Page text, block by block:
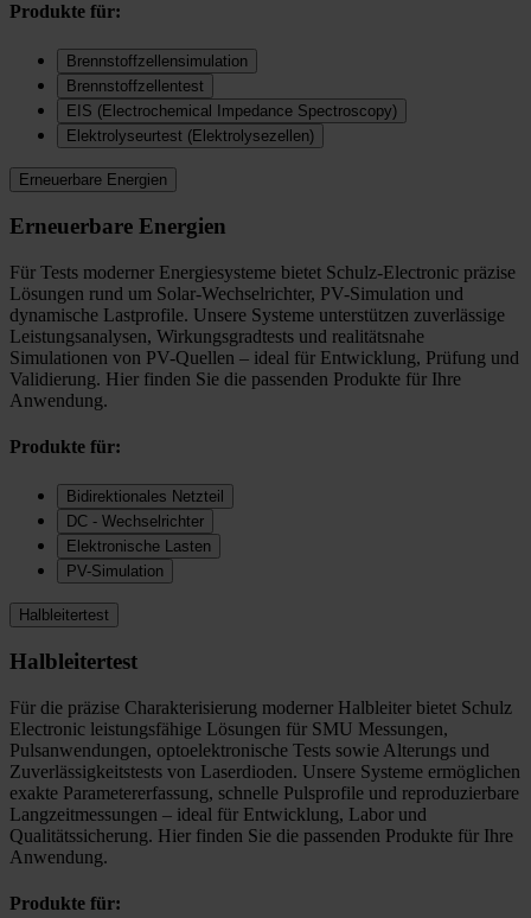
Produkte für:
Brennstoffzellensimulation
Brennstoffzellentest
EIS (Electrochemical Impedance Spectroscopy)
Elektrolyseurtest (Elektrolysezellen)
Erneuerbare Energien
Erneuerbare Energien
Für Tests moderner Energiesysteme bietet Schulz-Electronic präzise
Lösungen rund um Solar-Wechselrichter, PV-Simulation und
dynamische Lastprofile. Unsere Systeme unterstützen zuverlässige
Leistungsanalysen, Wirkungsgradtests und realitätsnahe
Simulationen von PV-Quellen – ideal für Entwicklung, Prüfung und
Validierung. Hier finden Sie die passenden Produkte für Ihre
Anwendung.
Produkte für:
Bidirektionales Netzteil
DC - Wechselrichter
Elektronische Lasten
PV-Simulation
Halbleitertest
Halbleitertest
Für die präzise Charakterisierung moderner Halbleiter bietet Schulz
Electronic leistungsfähige Lösungen für SMU Messungen,
Pulsanwendungen, optoelektronische Tests sowie Alterungs und
Zuverlässigkeitstests von Laserdioden. Unsere Systeme ermöglichen
exakte Parametererfassung, schnelle Pulsprofile und reproduzierbare
Langzeitmessungen – ideal für Entwicklung, Labor und
Qualitätssicherung. Hier finden Sie die passenden Produkte für Ihre
Anwendung.
Produkte für: